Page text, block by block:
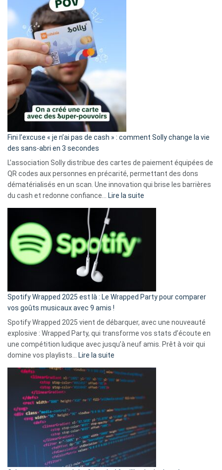
Fini l’excuse « je n’ai pas de cash » : comment Solly change la vie
des sans-abri en 3 secondes
L’association Solly distribue des cartes de paiement équipées de
QR codes aux personnes en précarité, permettant des dons
dématérialisés en un scan. Une innovation qui brise les barrières
du cash et redonne confiance… Lire la suite
Fini
»
Solly
change
la
des
3
secondes
Spotify Wrapped 2025 est là : Le Wrapped Party pour comparer
vos goûts musicaux avec 9 amis !
Spotify Wrapped 2025 vient de débarquer, avec une nouveauté
explosive : Wrapped Party, qui transforme vos stats d’écoute en
une compétition ludique avec jusqu’à neuf amis. Prêt à voir qui
domine vos playlists… Lire la suite
Spotify
Wrapped
est
là
:
Le
Wrapped
Party
pour